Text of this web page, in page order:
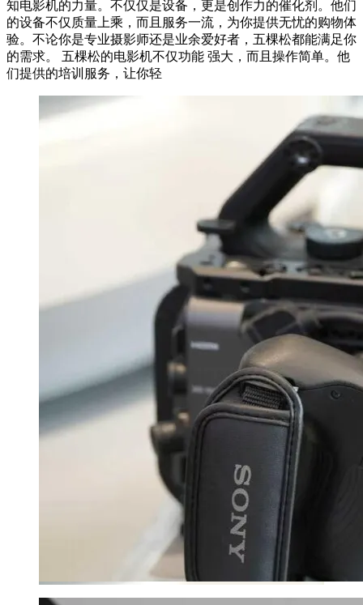
知电影机的力量。不仅仅是设备，更是创作力的催化剂。他们
的设备不仅质量上乘，而且服务一流，为你提供无忧的购物体
验。不论你是专业摄影师还是业余爱好者，五棵松都能满足你
的需求。 五棵松的电影机不仅功能 强大，而且操作简单。他
们提供的培训服务，让你轻